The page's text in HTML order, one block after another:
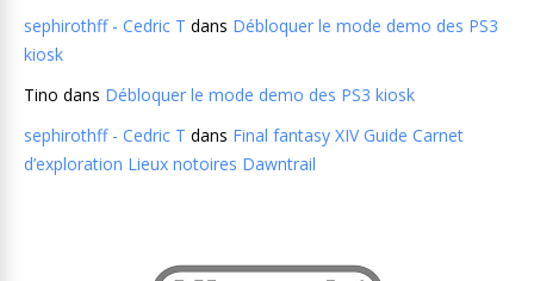
sephirothff - Cedric T dans Débloquer le mode demo des PS3
kiosk
Tino dans Débloquer le mode demo des PS3 kiosk
sephirothff - Cedric T dans Final fantasy XIV Guide Carnet
d’exploration Lieux notoires Dawntrail